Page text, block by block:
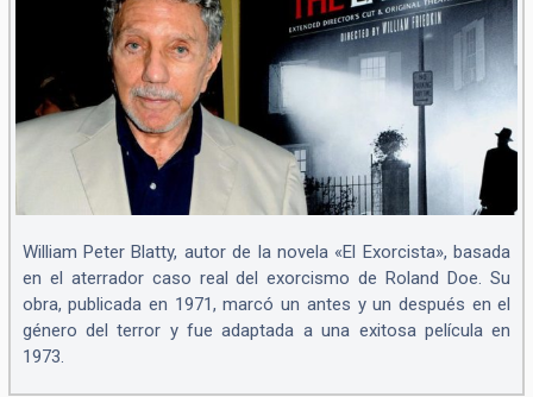
William Peter Blatty, autor de la novela «El Exorcista», basada
en el aterrador caso real del exorcismo de Roland Doe. Su
obra, publicada en 1971, marcó un antes y un después en el
género del terror y fue adaptada a una exitosa película en
1973.